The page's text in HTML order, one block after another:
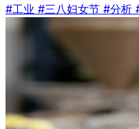
#工业 #三八妇女节 #分析